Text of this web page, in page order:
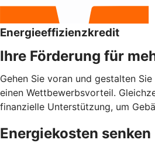
Energieeffizienzkredit
Ihre Förderung für
Gehen Sie voran und gestalten
einen Wettbewerbsvorteil.
finanzielle Unterstützung, um
Energiekosten senken